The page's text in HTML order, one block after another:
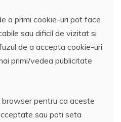
a primi cookie-uri pot face
sau dificil de vizitat si
de a accepta cookie-uri
primi/vedea publicitate
pentru ca aceste
sau poti seta